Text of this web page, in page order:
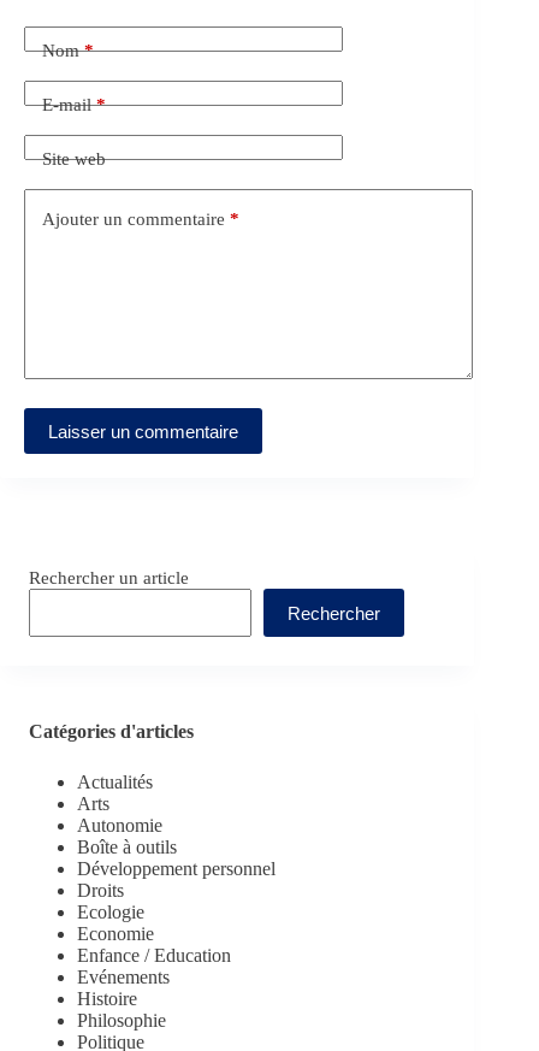
Nom*
E-mail*
Site web
Ajouter un commentaire *
Laisser un commentaire
Rechercher un article
Rechercher
Catégories d'articles
Actualités
Arts
Autonomie
Boîte à outils
Développement personnel
Droits
Ecologie
Economie
Enfance / Education
Evénements
Histoire
Philosophie
Politique